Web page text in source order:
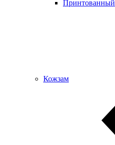
Принтованный
Кожзам